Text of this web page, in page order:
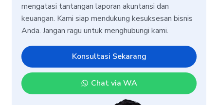
mengatasi tantangan laporan akuntansi dan
keuangan. Kami siap mendukung kesuksesan bisnis
Anda. Jangan ragu untuk menghubungi kami.
Konsultasi Sekarang
Chat via WA